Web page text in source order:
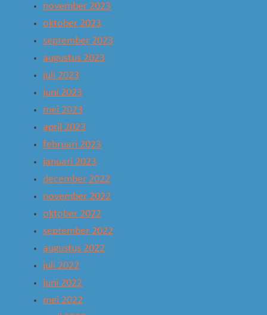
november 2023
oktober 2023
september 2023
augustus 2023
juli 2023
juni 2023
mei 2023
april 2023
februari 2023
januari 2023
december 2022
november 2022
oktober 2022
september 2022
augustus 2022
juli 2022
juni 2022
mei 2022